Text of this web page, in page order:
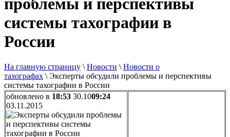
проблемы и перспективы
системы тахографии в
России
На главную страницу \ Новости \ Новости о
тахографах \ Эксперты обсудили проблемы и перспективы
системы тахографии в России
обновлено в 18:53 30.1009:24
03.11.2015